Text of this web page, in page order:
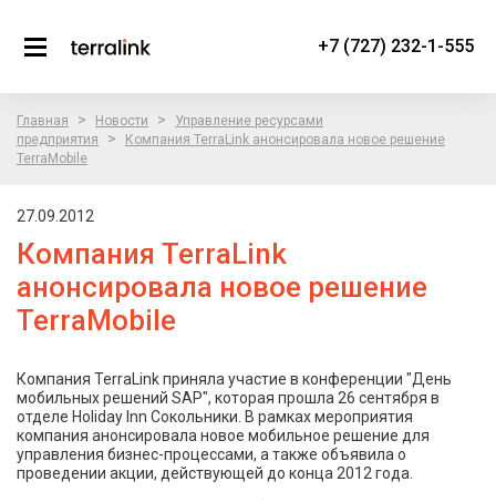
+7 (727) 232-1-555
Главная > Новости >
Управление ресурсами
предприятия
>
Компания TerraLink анонсировала новое решение
TerraMobile
27.09.2012
Компания TerraLink
анонсировала новое решение
TerraMobile
Компания TerraLink приняла участие в конференции "День
мобильных решений SAP", которая прошла 26 сентября в
отделе Holiday Inn Сокольники. В рамках мероприятия
компания анонсировала новое мобильное решение для
управления бизнес-процессами, а также объявила о
проведении акции, действующей до конца 2012 года.